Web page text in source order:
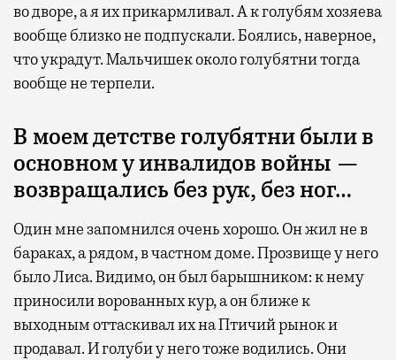
во дворе, а я их прикармливал. А к голубям хозяева
вообще близко не подпускали. Боялись, наверное,
что украдут. Мальчишек около голубятни тогда
вообще не терпели.
В моем детстве голубятни были в
основном у инвалидов войны —
возвращались без рук, без ног…
Один мне запомнился очень хорошо. Он жил не в
бараках, а рядом, в частном доме. Прозвище у него
было Лиса. Видимо, он был барышником: к нему
приносили ворованных кур, а он ближе к
выходным оттаскивал их на Птичий рынок и
продавал. И голуби у него тоже водились. Они